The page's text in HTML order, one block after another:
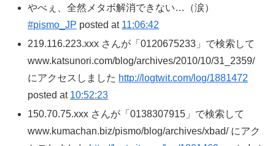
やべぇ、全然メタボ解消できない…（涙）
#pismo_JP posted at 11:06:42
219.116.223.xxx さんが「0120675233」で検索して
www.katsunori.com/blog/archives/2010/10/31_2359/
にアクセスしました http://logtwit.com/log/1881472
posted at 10:52:23
150.70.75.xxx さんが「0138307915」で検索して
www.kumachan.biz/pismo/blog/archives/xbad/ にアク